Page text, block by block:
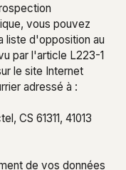
vous pouvez
liste d'opposition au
par l'article L223-1
le site Internet
adressé à :
CS 61311, 41013
de vos données